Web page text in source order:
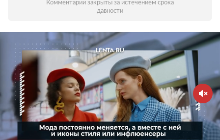
Комментарии закрыты за истечением срока
давности